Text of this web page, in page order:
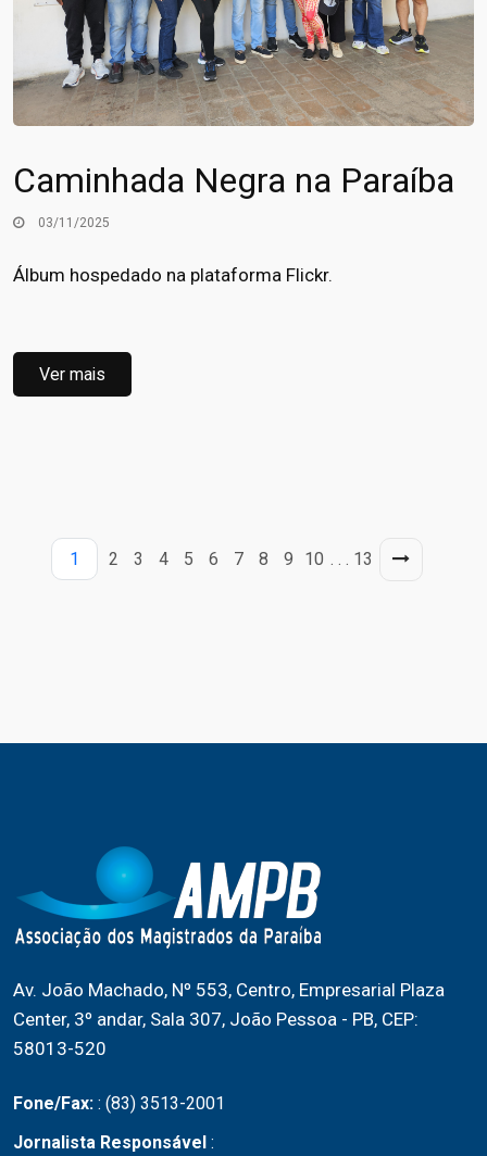
Caminhada Negra na Paraíba
03/11/2025
Álbum hospedado na plataforma Flickr.
Ver mais
1 2 3 4 5 6 7 8 9 10 . . . 13
Av. João Machado, Nº 553, Centro, Empresarial Plaza
Center, 3º andar, Sala 307, João Pessoa - PB, CEP:
58013-520
Fone/Fax: : (83) 3513-2001
Jornalista Responsável :